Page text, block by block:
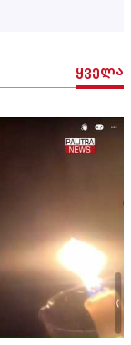
ყველა